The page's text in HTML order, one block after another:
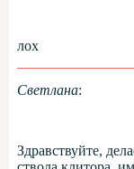
лох
Светлана:
Здравствуйте,